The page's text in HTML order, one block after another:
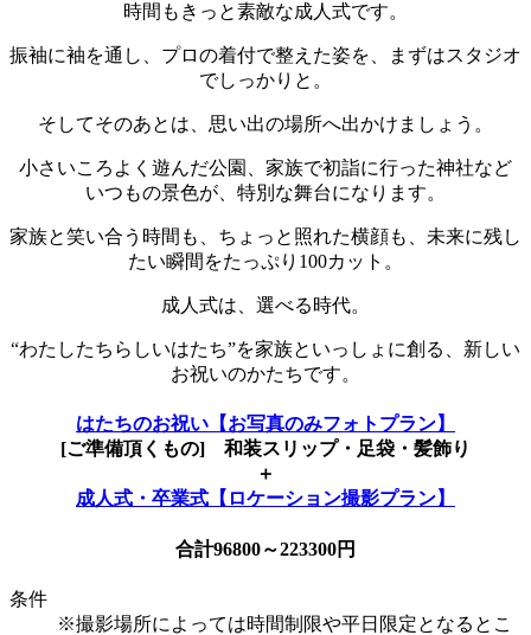
時間もきっと素敵な成人式です。
振袖に袖を通し、プロの着付で整えた姿を、まずはスタジオ
でしっかりと。
そしてそのあとは、思い出の場所へ出かけましょう。
小さいころよく遊んだ公園、家族で初詣に行った神社など
いつもの景色が、特別な舞台になります。
家族と笑い合う時間も、ちょっと照れた横顔も、未来に残し
たい瞬間をたっぷり100カット。
成人式は、選べる時代。
“わたしたちらしいはたち”を家族といっしょに創る、新しい
お祝いのかたちです。
はたちのお祝い【お写真のみフォトプラン】
[ご準備頂くもの] 和装スリップ・足袋・髪飾り
＋
成人式・卒業式【ロケーション撮影プラン】
合計96800～223300円
条件
※撮影場所によっては時間制限や平日限定となるとこ